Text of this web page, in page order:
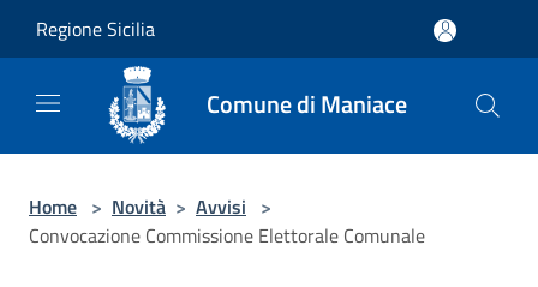
Regione Sicilia
Comune di Maniace
Home > Novità > Avvisi >
Convocazione Commissione Elettorale Comunale